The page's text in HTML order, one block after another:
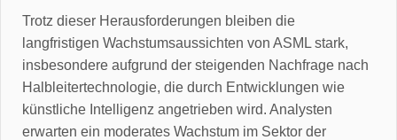
Trotz dieser Herausforderungen bleiben die
langfristigen Wachstumsaussichten von ASML stark,
insbesondere aufgrund der steigenden Nachfrage nach
Halbleitertechnologie, die durch Entwicklungen wie
künstliche Intelligenz angetrieben wird. Analysten
erwarten ein moderates Wachstum im Sektor der